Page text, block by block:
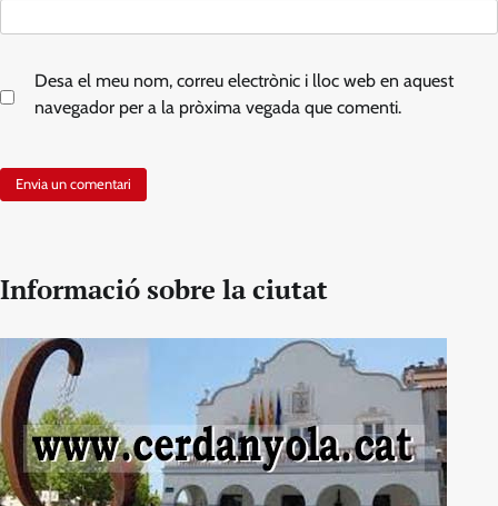
Desa el meu nom, correu electrònic i lloc web en aquest
navegador per a la pròxima vegada que comenti.
Informació sobre la ciutat